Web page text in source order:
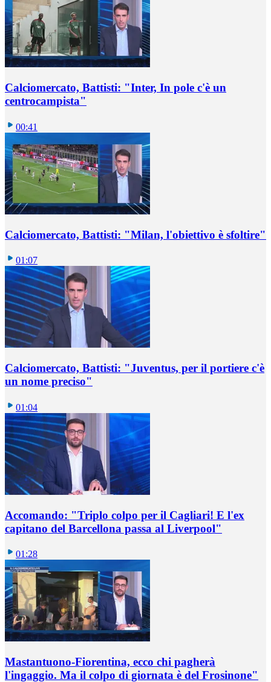
Calciomercato, Battisti: "Inter, In pole c'è un
centrocampista"
00:41
Calciomercato, Battisti: "Milan, l'obiettivo è sfoltire"
01:07
Calciomercato, Battisti: "Juventus, per il portiere c'è
un nome preciso"
01:04
Accomando: "Triplo colpo per il Cagliari! E l'ex
capitano del Barcellona passa al Liverpool"
01:28
Mastantuono-Fiorentina, ecco chi pagherà
l'ingaggio. Ma il colpo di giornata è del Frosinone"